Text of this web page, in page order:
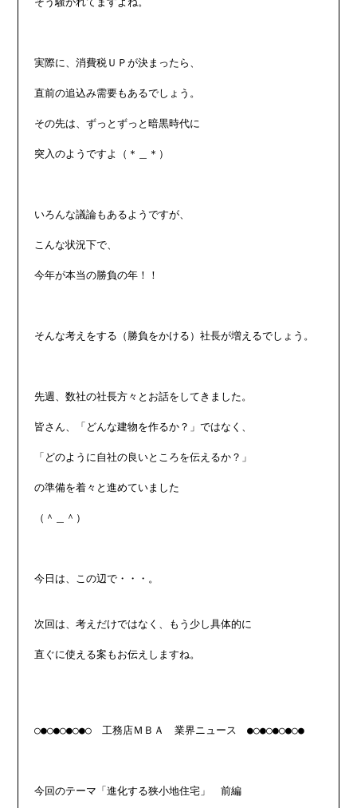
実際に、消費税ＵＰが決まったら、
直前の追込み需要もあるでしょう。
その先は、ずっとずっと暗黒時代に
突入のようですよ（＊＿＊）
いろんな議論もあるようですが、
こんな状況下で、
今年が本当の勝負の年！！
そんな考えをする（勝負をかける）社長が増えるでしょう。
先週、数社の社長方々とお話をしてきました。
皆さん、「どんな建物を作るか？」ではなく、
「どのように自社の良いところを伝えるか？」
の準備を着々と進めていました
（＾＿＾）
今日は、この辺で・・・。
次回は、考えだけではなく、もう少し具体的に
直ぐに使える案もお伝えしますね。
○●○●○●○●○　工務店ＭＢＡ　業界ニュース　●○●○●○●○●
今回のテーマ「進化する狭小地住宅」　前編